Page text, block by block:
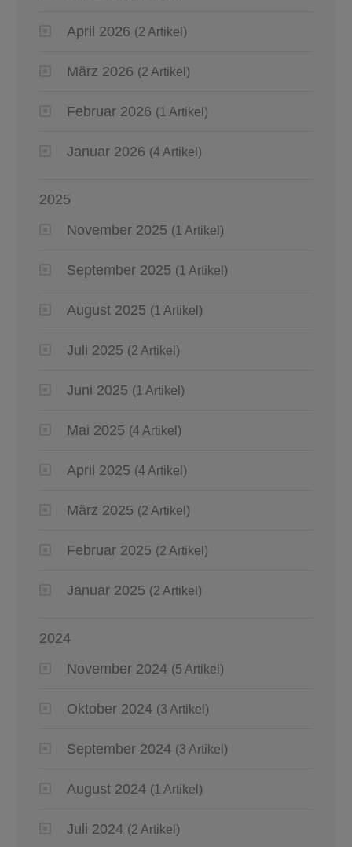
April 2026 (2 Artikel)
März 2026 (2 Artikel)
Februar 2026 (1 Artikel)
Januar 2026 (4 Artikel)
2025
November 2025 (1 Artikel)
September 2025 (1 Artikel)
August 2025 (1 Artikel)
Juli 2025 (2 Artikel)
Juni 2025 (1 Artikel)
Mai 2025 (4 Artikel)
April 2025 (4 Artikel)
März 2025 (2 Artikel)
Februar 2025 (2 Artikel)
Januar 2025 (2 Artikel)
2024
November 2024 (5 Artikel)
Oktober 2024 (3 Artikel)
September 2024 (3 Artikel)
August 2024 (1 Artikel)
Juli 2024 (2 Artikel)